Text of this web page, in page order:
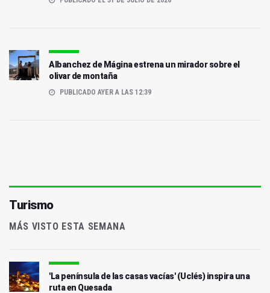
Albanchez de Mágina estrena un mirador sobre el
olivar de montaña
PUBLICADO AYER A LAS 12:39
Turismo
MÁS VISTO ESTA SEMANA
'La península de las casas vacías' (Uclés) inspira una
ruta en Quesada